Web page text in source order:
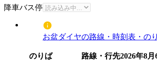
降車バス停
お盆ダイヤの路線・時刻表・の
のりば 路線・行先2026年8月